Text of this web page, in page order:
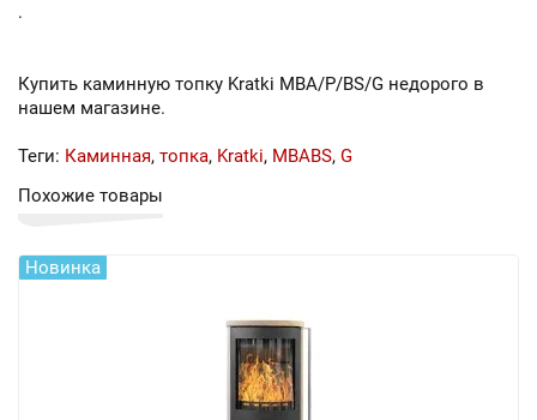
.
Купить каминную топку Kratki MBA/P/BS/G недорого в
нашем магазине.
Теги: Каминная, топка, Kratki, MBABS, G
Похожие товары
Новинка